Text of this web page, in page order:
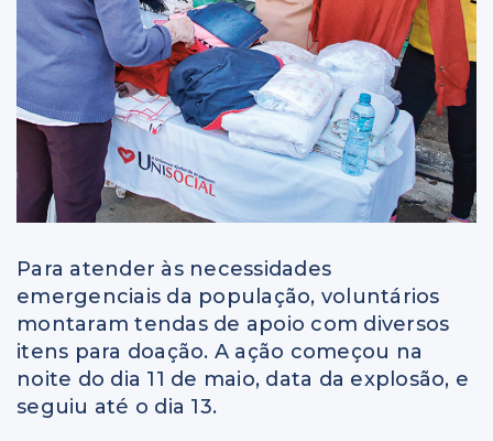
Para atender às necessidades
emergenciais da população, voluntários
montaram tendas de apoio com diversos
itens para doação. A ação começou na
noite do dia 11 de maio, data da explosão, e
seguiu até o dia 13.